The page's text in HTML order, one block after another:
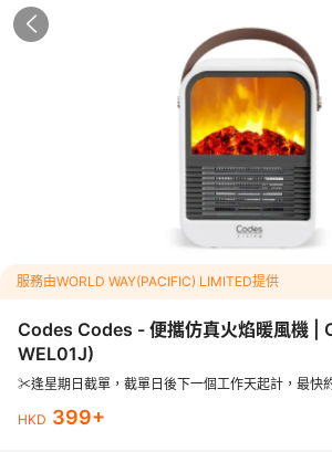
<p><img src="https://dimg04.c-
00gp4ycqu9E4E.jpg_.webp" alt="" /></
><img src="https://dimg04.c-ctrip.com/
gp4wxa2F2E7.jpg_.webp" alt="" /></
<p><span style="text-decoration:
f;">Codes Codes - 便攜仿真火焰暖風機 |
></p><p>&nbsp;</p><p>✨1000W 功率
校</p><p>✨PTC陶瓷發熱</p><p>✨仿真
附皮質手攜帶</p><p>✨過熱及傾倒斷電
動關機</p><p>&nbsp;</p><p><span
underline; color: #0000ff;">保養期</
收據(正本或副本)可享一年香港原裝保養。
Codes Codes - 便攜仿真火焰暖風機 |
服務由WORLD WAY(PACIFIC) LIMITED提供
Codes Codes - 便攜仿真火焰暖風機 |
WEL01J)
✂️逢星期日截單，截單日後下一個工作天起計，最快
HKD 399+